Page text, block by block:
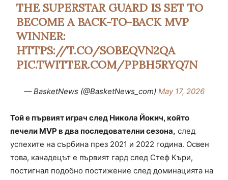
THE SUPERSTAR GUARD IS SET TO
BECOME A BACK-TO-BACK MVP
WINNER:
HTTPS://T.CO/SOBEQVN2QA
PIC.TWITTER.COM/PPBH5RYQ7N
— BasketNews (@BasketNews_com) May 17, 2026
Той е първият играч след Никола Йокич, който
печели MVP в два последователни сезона, след
успехите на сърбина през 2021 и 2022 година. Освен
това, канадецът е първият гард след Стеф Къри,
постигнал подобно постижение след доминацията на